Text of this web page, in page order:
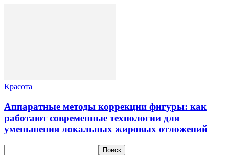
Красота
Аппаратные методы коррекции фигуры: как
работают современные технологии для
уменьшения локальных жировых отложений